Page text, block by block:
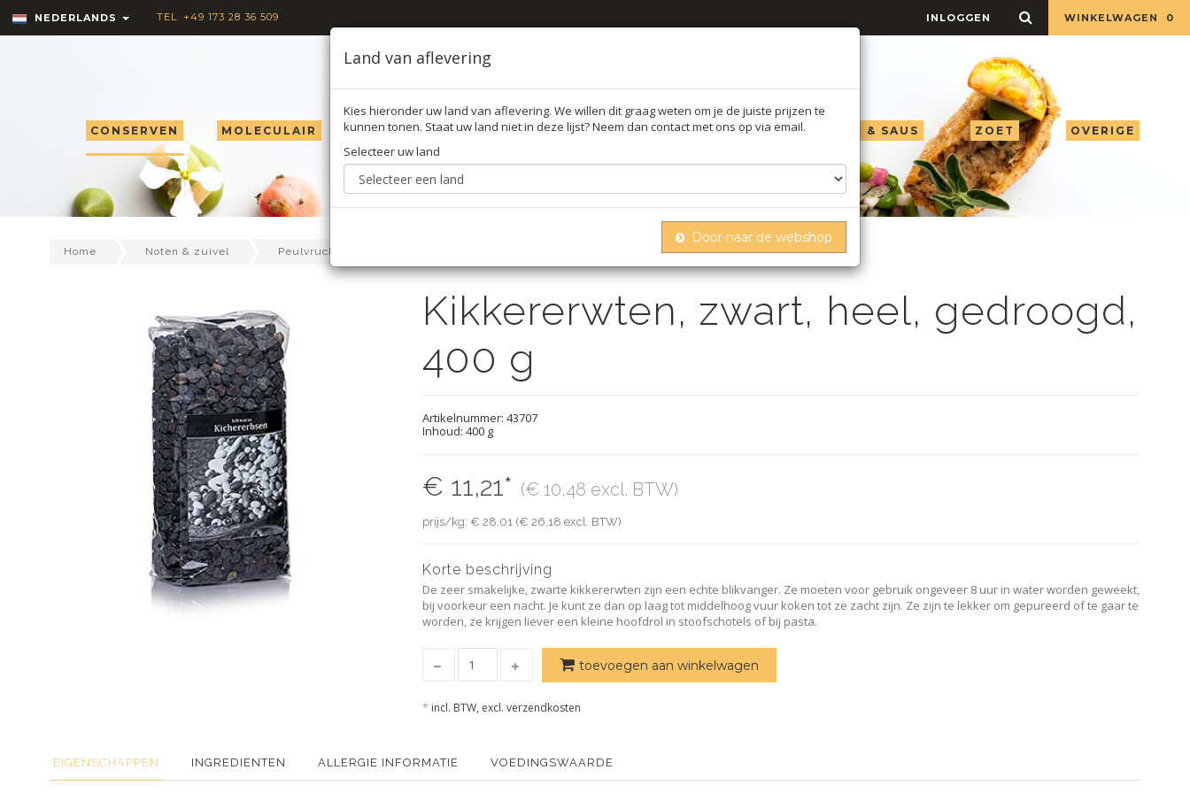
NEDERLANDS TEL. +49 173 28 36 509 WINKELWAGEN 0
INLOGGEN
CONSERVEN MOLECULAIR TRUFFEL OLIE AZIJN & SAUS ZOET OVERIGE
Home Noten & zuivel Peulvruchten Kikkererwten, zwart, heel, gedroogd, 400 g
Kikkererwten, zwart, heel, gedroogd,
400 g
Artikelnummer: 43707
Inhoud: 400 g
€ 11,21* (€ 10,48 excl. BTW)
prijs/kg: € 28,01 (€ 26,18 excl. BTW)
Korte beschrijving
De zeer smakelijke, zwarte kikkererwten zijn een echte blikvanger. Ze moeten voor gebruik ongeveer 8 uur in water worden geweekt,
bij voorkeur een nacht. Je kunt ze dan op laag tot middelhoog vuur koken tot ze zacht zijn. Ze zijn te lekker om gepureerd of te gaar te
worden, ze krijgen liever een kleine hoofdrol in stoofschotels of bij pasta.
toevoegen aan winkelwagen
* incl. BTW, excl. verzendkosten
EIGENSCHAPPEN INGREDIENTEN ALLERGIE INFORMATIE VOEDINGSWAARDE
Land van aflevering
Kies hieronder uw land van aflevering. We willen dit graag weten om je de juiste prijzen te
kunnen tonen. Staat uw land niet in deze lijst? Neem dan contact met ons op via email.
Selecteer uw land
Door naar de webshop